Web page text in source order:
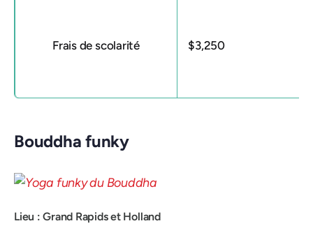
Frais de scolarité $3,250
Bouddha funky
Lieu : Grand Rapids et Holland